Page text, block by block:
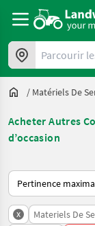
Parcourir les offres
/ Matériels De
Acheter Autres
d’occasion
Voici comment
x Materiels De